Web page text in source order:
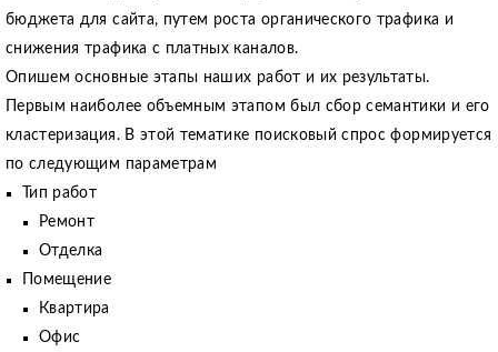
бюджета для сайта, путем роста органического трафика и
снижения трафика с платных каналов.
Опишем основные этапы наших работ и их результаты.
Первым наиболее объемным этапом был сбор семантики и его
кластеризация. В этой тематике поисковый спрос формируется
по следующим параметрам
Тип работ
Ремонт
Отделка
Помещение
Квартира
Офис